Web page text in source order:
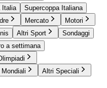
Italia
Supercoppa Italiana
Mercato
Motori
Altri Sport
Sondaggi
a settimana
Altri Speciali